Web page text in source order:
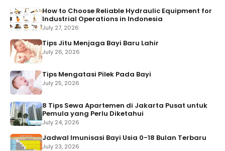
How to Choose Reliable Hydraulic Equipment for
Industrial Operations in Indonesia
July 27, 2026
Tips Jitu Menjaga Bayi Baru Lahir
July 26, 2026
Tips Mengatasi Pilek Pada Bayi
July 25, 2026
8 Tips Sewa Apartemen di Jakarta Pusat untuk
Pemula yang Perlu Diketahui
July 24, 2026
Jadwal Imunisasi Bayi Usia 0-18 Bulan Terbaru
July 23, 2026